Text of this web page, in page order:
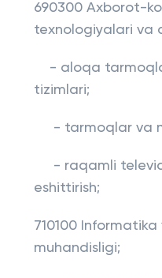
690300 Axborot-
texnologiyalari va
- aloqa
tizimlari;
- tarmoqlar va
- raqamli
eshittirish;
710100
muhandisligi;